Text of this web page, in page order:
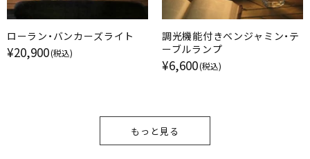
ローラン・バンカーズライト
¥20,900(税込)
調光機能付きベンジャミン・テ
ーブルランプ
¥6,600(税込)
もっと見る